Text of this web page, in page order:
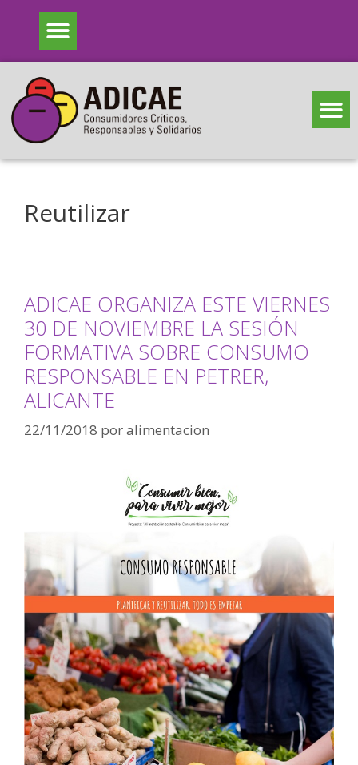
Reutilizar
ADICAE ORGANIZA ESTE VIERNES
30 DE NOVIEMBRE LA SESIÓN
FORMATIVA SOBRE CONSUMO
RESPONSABLE EN PETRER,
ALICANTE
22/11/2018 poralimentacion